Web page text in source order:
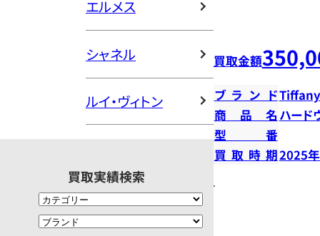
エルメス
シャネル
ルイ・ヴィトン
買取実績検索
買取金額
ブランド
商品名 ハード
型番
買取時期2025